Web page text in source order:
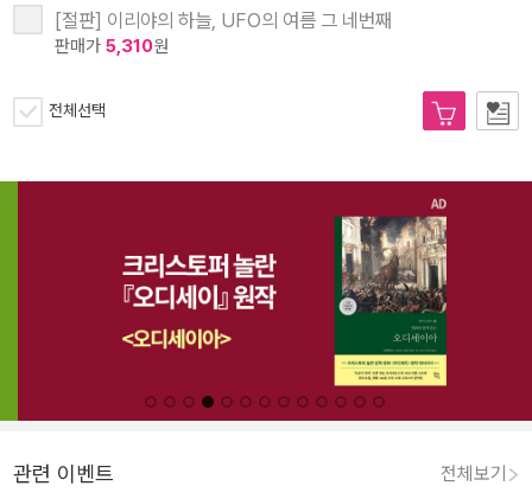
[절판] 이리야의 하늘, UFO의 여름 그 네번째
판매가 5,310원
전체선택
관련 이벤트 전체보기